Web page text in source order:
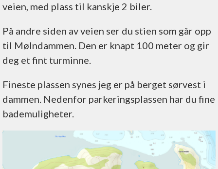
veien, med plass til kanskje 2 biler.
På andre siden av veien ser du stien som går opp
til Mølndammen. Den er knapt 100 meter og gir
deg et fint turminne.
Fineste plassen synes jeg er på berget sørvest i
dammen. Nedenfor parkeringsplassen har du fine
bademuligheter.